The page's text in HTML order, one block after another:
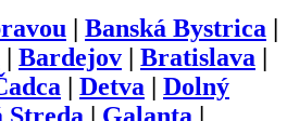
Banská Bystrica
Bardejov Bratislava
Detva
Dolný